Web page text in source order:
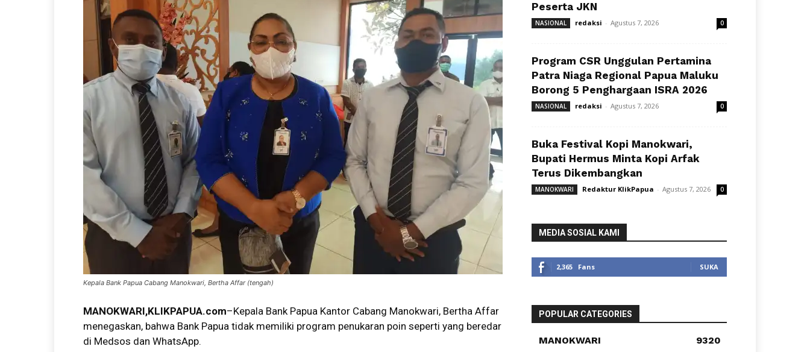
Kepala Bank Papua Cabang Manokwari, Bertha Affar (tengah)
MANOKWARI,KLIKPAPUA.com–Kepala Bank Papua Kantor Cabang Manokwari, Bertha Affar
menegaskan, bahwa Bank Papua tidak memiliki program penukaran poin seperti yang beredar
di Medsos dan WhatsApp.
Peserta JKN
NASIONAL redaksi - Agustus 7, 2026 0
Program CSR Unggulan Pertamina
Patra Niaga Regional Papua Maluku
Borong 5 Penghargaan ISRA 2026
NASIONAL redaksi - Agustus 7, 2026 0
Buka Festival Kopi Manokwari,
Bupati Hermus Minta Kopi Arfak
Terus Dikembangkan
MANOKWARI Redaktur KlikPapua - Agustus 7, 2026 0
MEDIA SOSIAL KAMI
2,365 Fans SUKA
POPULAR CATEGORIES
MANOKWARI
9320